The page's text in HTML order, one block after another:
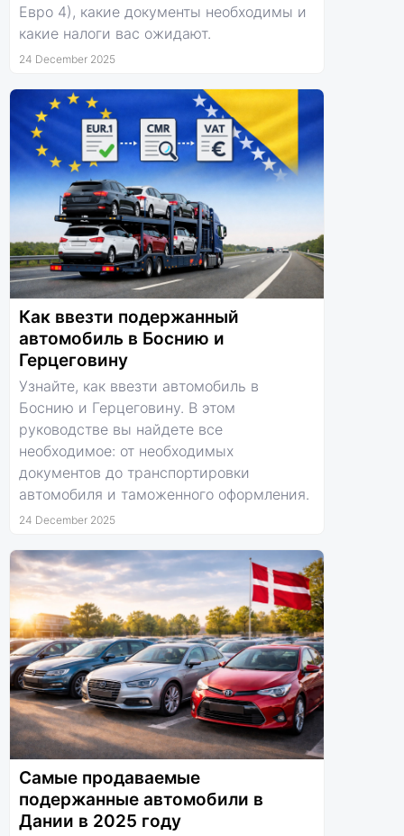
Евро 4), какие документы необходимы и
какие налоги вас ожидают.
24 December 2025
Как ввезти подержанный
автомобиль в Боснию и
Герцеговину
Узнайте, как ввезти автомобиль в
Боснию и Герцеговину. В этом
руководстве вы найдете все
необходимое: от необходимых
документов до транспортировки
автомобиля и таможенного оформления.
24 December 2025
Самые продаваемые
подержанные автомобили в
Дании в 2025 году